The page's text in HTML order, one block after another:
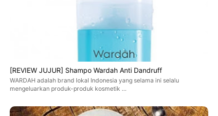
[REVIEW JUJUR] Shampo Wardah Anti Dandruff
WARDAH adalah brand lokal Indonesia yang selama ini selalu
mengeluarkan produk-produk kosmetik …